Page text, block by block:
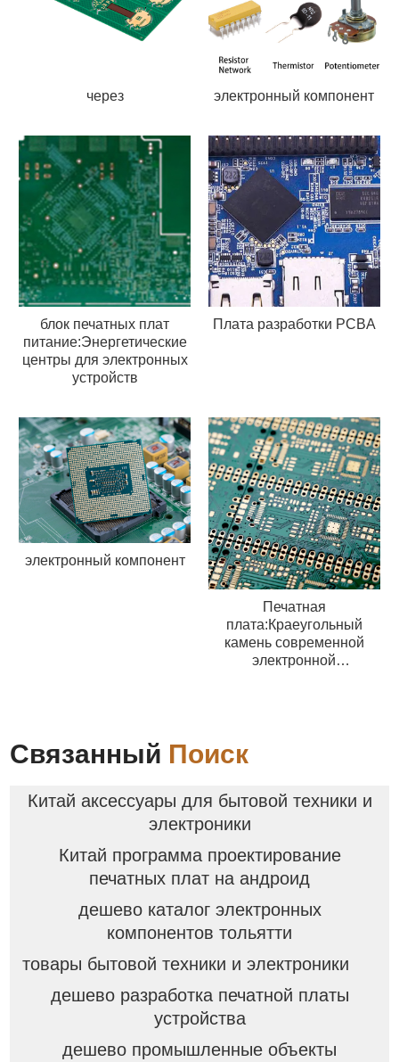
через электронный компонент
блок печатных плат
питание:Энергетические
центры для электронных
устройств
Плата разработки PCBA
электронный компонент
Печатная
плата:Краеугольный
камень современной
электронной
Связанный Поиск
Китай аксессуары для бытовой техники и
электроники
Китай программа проектирование
печатных плат на андроид
дешево каталог электронных
компонентов тольятти
товары бытовой техники и электроники
дешево разработка печатной платы
устройства
дешево промышленные объекты